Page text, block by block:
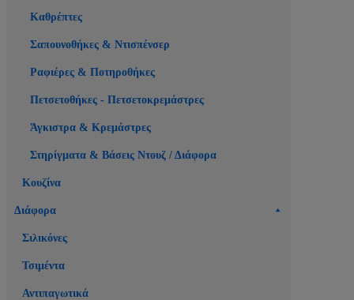
Καθρέπτες
Σαπουνοθήκες & Ντισπένσερ
Ραφιέρες & Ποτηροθήκες
Πετσετοθήκες - Πετσετοκρεμάστρες
Άγκιστρα & Κρεμάστρες
Στηρίγματα & Βάσεις Ντουζ / Διάφορα
Κουζίνα
Διάφορα
Σιλικόνες
Τσιμέντα
Αντιπαγωτικά